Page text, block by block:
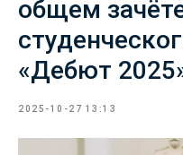
общем
«Дебют
2025-10-27 13:13